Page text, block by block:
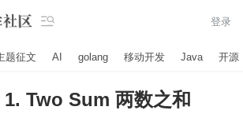
 登录
题征文 AI golang 移动开发 Java 开源
Two Sum 两数之和